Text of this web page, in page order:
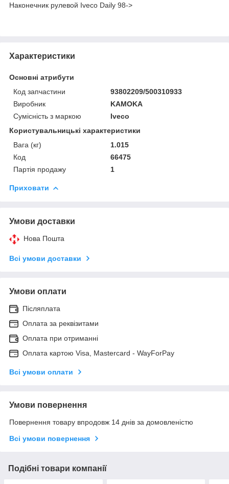
Наконечник рулевой Iveco Daily 98->
Характеристики
Основні атрибути
Код запчастини
93802209/500310933
Виробник
KAMOKA
Сумісність з маркою
Iveco
Користувальницькі характеристики
Вага (кг)
1.015
Код
66475
Партія продажу
1
Приховати
Умови доставки
Нова Пошта
Всі умови доставки
Умови оплати
Післяплата
Оплата за реквізитами
Оплата при отриманні
Оплата картою Visa, Mastercard - WayForPay
Всі умови оплати
Умови повернення
Повернення товару впродовж 14 днів за домовленістю
Всі умови повернення
Подібні товари компанії